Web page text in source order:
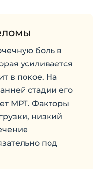
боль в
усиливается
в покое. На
стадии его
МРТ. Факторы
низкий
под